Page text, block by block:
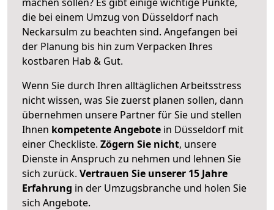
die bei einem Umzug von Düsseldorf nach
Neckarsulm zu beachten sind. Angefangen bei
der Planung bis hin zum Verpacken Ihres
kostbaren Hab & Gut.
Wenn Sie durch Ihren alltäglichen Arbeitsstress
nicht wissen, was Sie zuerst planen sollen, dann
übernehmen unsere Partner für Sie und stellen
Ihnen kompetente Angebote in Düsseldorf mit
einer Checkliste. Zögern Sie nicht, unsere
Dienste in Anspruch zu nehmen und lehnen Sie
sich zurück. Vertrauen Sie unserer 15 Jahre
Erfahrung in der Umzugsbranche und holen Sie
sich Angebote.